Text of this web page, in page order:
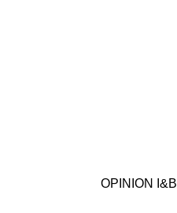
OPINION I&B